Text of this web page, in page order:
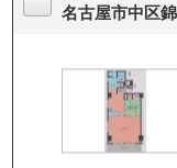
名古屋市中区